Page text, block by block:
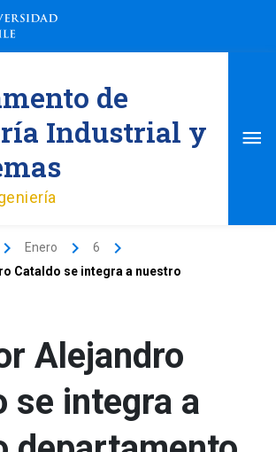
de
Industrial y
Enero
6
Cataldo se integra a nuestro
Alejandro
se integra a